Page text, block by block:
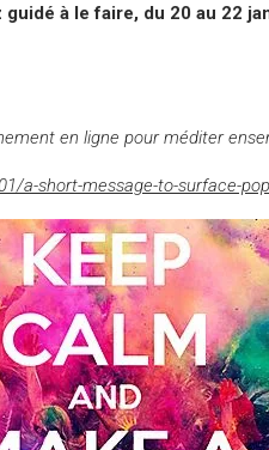
à le faire, du 20 au 22
en ligne pour méditer
a-short-message-to-surface-